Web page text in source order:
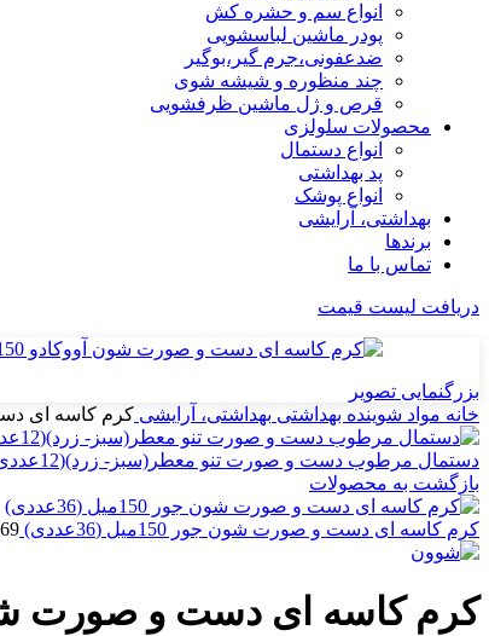
انواع سم و حشره کش
پودر ماشین لباسشویی
ضدعفونی،جرم گیر،بوگیر
چند منظوره و شیشه شوی
قرص و ژل ماشین ظرفشویی
محصولات سلولزی
انواع دستمال
پد بهداشتی
انواع پوشک
بهداشتی، آرایشی
برندها
تماس با ما
دریافت لیست قیمت
بزرگنمایی تصویر
خانه مواد شوینده بهداشتی بهداشتی، آرایشی کرم کاسه ای دست و
دستمال مرطوب دست و صورت تنو معطر(سبز- زرد)(12عددی)
بازگشت به محصولات
كرم كاسه ای دست و صورت شون جور 150ميل (36عددی)
کرم کاسه ای دست و صورت شون آووکادو